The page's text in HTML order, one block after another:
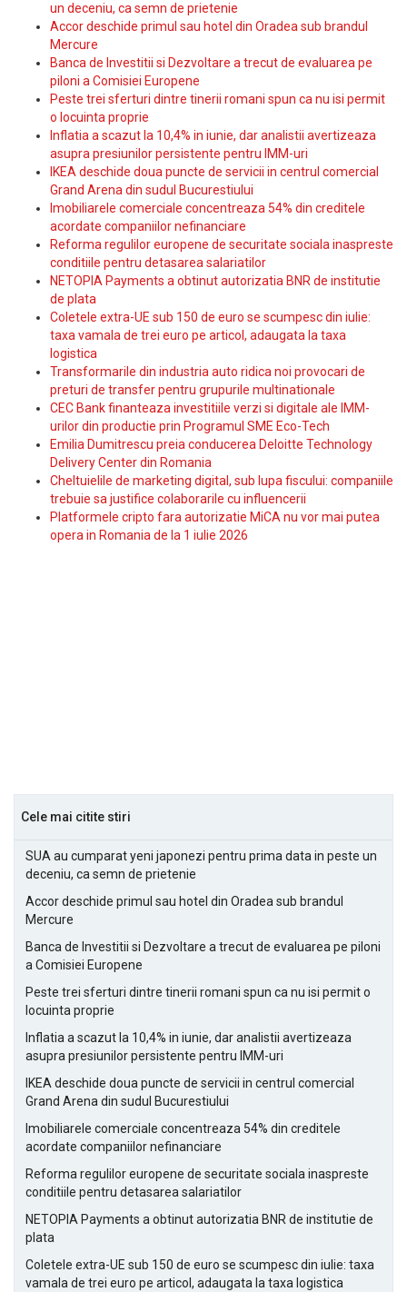
un deceniu, ca semn de prietenie
Accor deschide primul sau hotel din Oradea sub brandul
Mercure
Banca de Investitii si Dezvoltare a trecut de evaluarea pe
piloni a Comisiei Europene
Peste trei sferturi dintre tinerii romani spun ca nu isi permit
o locuinta proprie
Inflatia a scazut la 10,4% in iunie, dar analistii avertizeaza
asupra presiunilor persistente pentru IMM-uri
IKEA deschide doua puncte de servicii in centrul comercial
Grand Arena din sudul Bucurestiului
Imobiliarele comerciale concentreaza 54% din creditele
acordate companiilor nefinanciare
Reforma regulilor europene de securitate sociala inaspreste
conditiile pentru detasarea salariatilor
NETOPIA Payments a obtinut autorizatia BNR de institutie
de plata
Coletele extra-UE sub 150 de euro se scumpesc din iulie:
taxa vamala de trei euro pe articol, adaugata la taxa
logistica
Transformarile din industria auto ridica noi provocari de
preturi de transfer pentru grupurile multinationale
CEC Bank finanteaza investitiile verzi si digitale ale IMM-
urilor din productie prin Programul SME Eco-Tech
Emilia Dumitrescu preia conducerea Deloitte Technology
Delivery Center din Romania
Cheltuielile de marketing digital, sub lupa fiscului: companiile
trebuie sa justifice colaborarile cu influencerii
Platformele cripto fara autorizatie MiCA nu vor mai putea
opera in Romania de la 1 iulie 2026
Cele mai citite stiri
SUA au cumparat yeni japonezi pentru prima data in peste un
deceniu, ca semn de prietenie
Accor deschide primul sau hotel din Oradea sub brandul
Mercure
Banca de Investitii si Dezvoltare a trecut de evaluarea pe piloni
a Comisiei Europene
Peste trei sferturi dintre tinerii romani spun ca nu isi permit o
locuinta proprie
Inflatia a scazut la 10,4% in iunie, dar analistii avertizeaza
asupra presiunilor persistente pentru IMM-uri
IKEA deschide doua puncte de servicii in centrul comercial
Grand Arena din sudul Bucurestiului
Imobiliarele comerciale concentreaza 54% din creditele
acordate companiilor nefinanciare
Reforma regulilor europene de securitate sociala inaspreste
conditiile pentru detasarea salariatilor
NETOPIA Payments a obtinut autorizatia BNR de institutie de
plata
Coletele extra-UE sub 150 de euro se scumpesc din iulie: taxa
vamala de trei euro pe articol, adaugata la taxa logistica